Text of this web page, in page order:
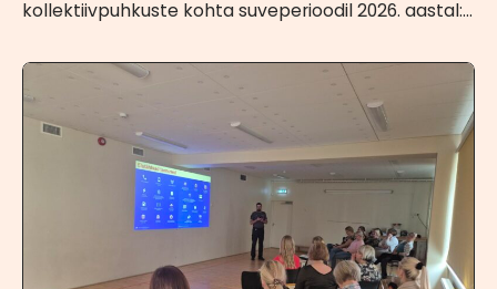
kollektiivpuhkuste kohta suveperioodil 2026. aastal:…